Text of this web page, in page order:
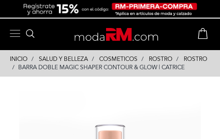
INICIO SALUD Y BELLEZA COSMETICOS ROSTRO
ROSTRO
BARRA DOBLE MAGIC SHAPER CONTOUR & GLOW | CATRICE